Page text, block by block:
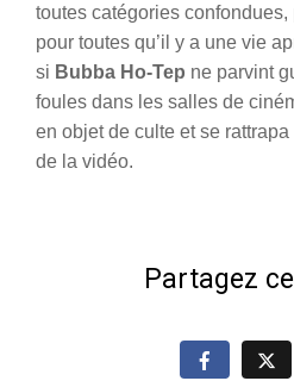
toutes catégories
pour toutes qu’il y a une vie
si Bubba Ho-Tep ne parvint
foules dans les salles de
en objet de culte et se
de la vidéo.
Partagez